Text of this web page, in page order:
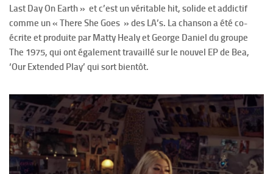
Last Day On Earth » et c’est un véritable hit, solide et addictif
comme un « There She Goes » des LA’s. La chanson a été co-
écrite et produite par Matty Healy et George Daniel du groupe
The 1975, qui ont également travaillé sur le nouvel EP de Bea,
‘Our Extended Play’ qui sort bientôt.